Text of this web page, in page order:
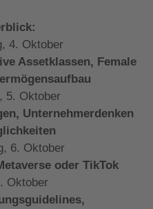
4. Oktober
Assetklassen, Female
5. Oktober
Unternehmerdenken
6. Oktober
oder TikTok
Oktober